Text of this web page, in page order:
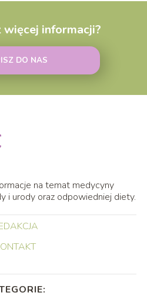
więcej informacji?
DO NAS
na temat medycyny
i urody oraz odpowiedniej diety.